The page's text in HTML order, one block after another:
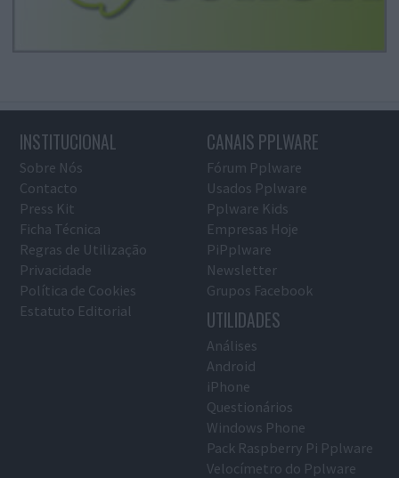
INSTITUCIONAL
Sobre Nós
Contacto
Press Kit
Ficha Técnica
Regras de Utilização
Privacidade
Política de Cookies
Estatuto Editorial
CANAIS PPLWARE
Fórum Pplware
Usados Pplware
Pplware Kids
Empresas Hoje
PiPplware
Newsletter
Grupos Facebook
UTILIDADES
Análises
Android
iPhone
Questionários
Windows Phone
Pack Raspberry Pi Pplware
Velocímetro do Pplware